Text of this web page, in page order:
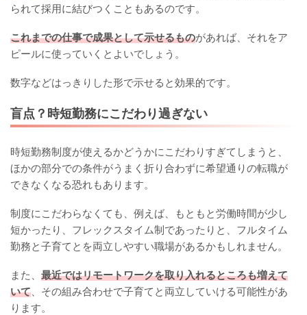
られて採用に結びつくこともあるのです。
これまでの仕事で成果として示せるものがあれば、それをア
ピールに使っていくとよいでしょう。
数字などはっきりした形で示せると効果的です。
盲点？時短勤務にこだわり過ぎない
時短勤務制度が使えるかどうかにこだわりすぎてしまうと、
ほかの部分での条件がうまく折り合わずに希望通りの転職が
できなくなる恐れもあります。
制度にこだわらなくても、例えば、もともと労働時間が少し
短かったり、フレックスタイム制であったりと、フルタイム
勤務と子育てとを両立しやすい職場があるかもしれません。
また、 最近ではリモートワークを取り入れるところも増えて
いて 、その組み合わせで子育てと両立していける可能性があ
ります。